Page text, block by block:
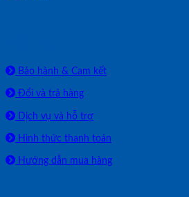
Bảo hành & Cam kết
Đổi và trả hàng
Dịch vụ và hỗ trợ
Hình thức thanh toán
Hướng dẫn mua hàng